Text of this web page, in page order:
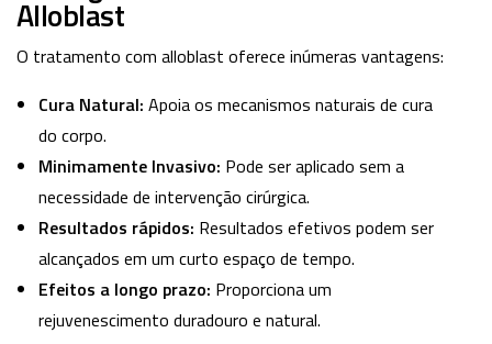
Alloblast
O tratamento com alloblast oferece inúmeras vantagens:
Cura Natural: Apoia os mecanismos naturais de cura
do corpo.
Minimamente Invasivo: Pode ser aplicado sem a
necessidade de intervenção cirúrgica.
Resultados rápidos: Resultados efetivos podem ser
alcançados em um curto espaço de tempo.
Efeitos a longo prazo: Proporciona um
rejuvenescimento duradouro e natural.